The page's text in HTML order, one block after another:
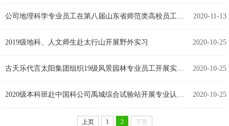
2020-11-13
2020-10-25
2019级地科、人文师生赴太行山开展野外实习
2020-10-25
2020-10-25
上页 1 2 下页